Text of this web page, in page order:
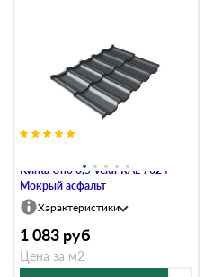
Kvinta Uno 0,5 Velur RAL 7024
Мокрый асфальт
Характеристики
1 083 руб
Цена за м2